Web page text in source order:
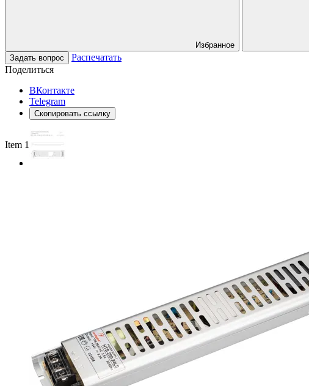
Избранное
Задать вопрос
Распечатать
Поделиться
ВКонтакте
Telegram
Скопировать ссылку
Item 1 of 2